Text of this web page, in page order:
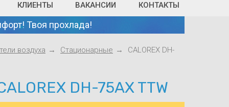
КЛИЕНТЫ ВАКАНСИИ КОНТАКТЫ
Твоя прохлада!
воздуха Стационарные
CALOREX DH-
DH-75AX TTW